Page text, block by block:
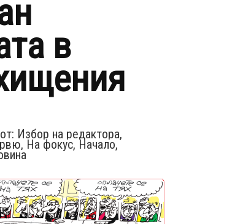
в
Избор на редактора,
, На фокус, Начало,